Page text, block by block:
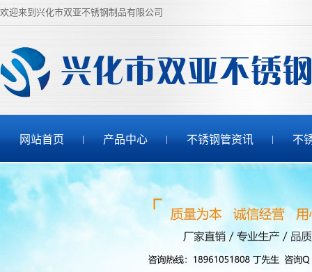
欢迎来到兴化市双亚不锈钢制品有限公司
网站首页 产品中心 不锈钢管资讯 不